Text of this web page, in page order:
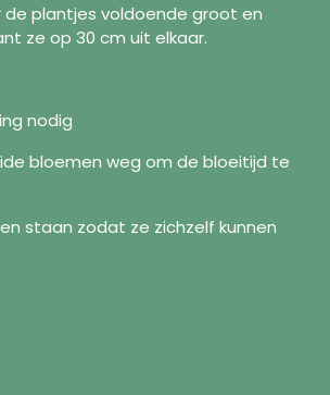
de plantjes voldoende groot en
ze op 30 cm uit elkaar.
nodig
bloemen weg om de bloeitijd te
staan zodat ze zichzelf kunnen